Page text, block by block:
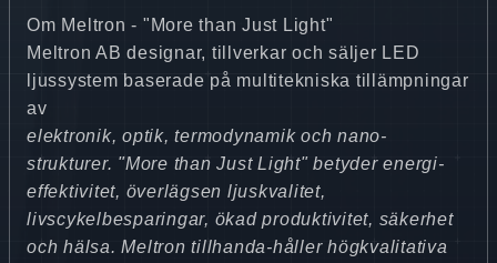
Om Meltron - "More than Just Light"
Meltron AB designar, tillverkar och säljer LED
ljussystem baserade på multitekniska tillämpningar
av
elektronik, optik, termodynamik och nano-
strukturer. "More than Just Light" betyder energi-
effektivitet, överlägsen ljuskvalitet,
livscykelbesparingar, ökad produktivitet, säkerhet
och hälsa. Meltron tillhanda-håller högkvalitativa